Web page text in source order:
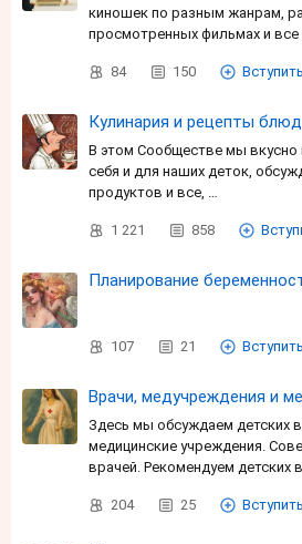
киношек по разным жанрам,
просмотренных фильмах и
84 150 Вступить
Кулинария и рецепты блюд
В этом Сообществе мы вкусно
себя и для наших деток,
продуктов и все, …
1 221 858
Планирование
107 21 Вступить
Врачи, медучреждения и
Здесь мы обсуждаем детских
медицинские учреждения.
врачей. Рекомендуем детских
204 25 Вступить